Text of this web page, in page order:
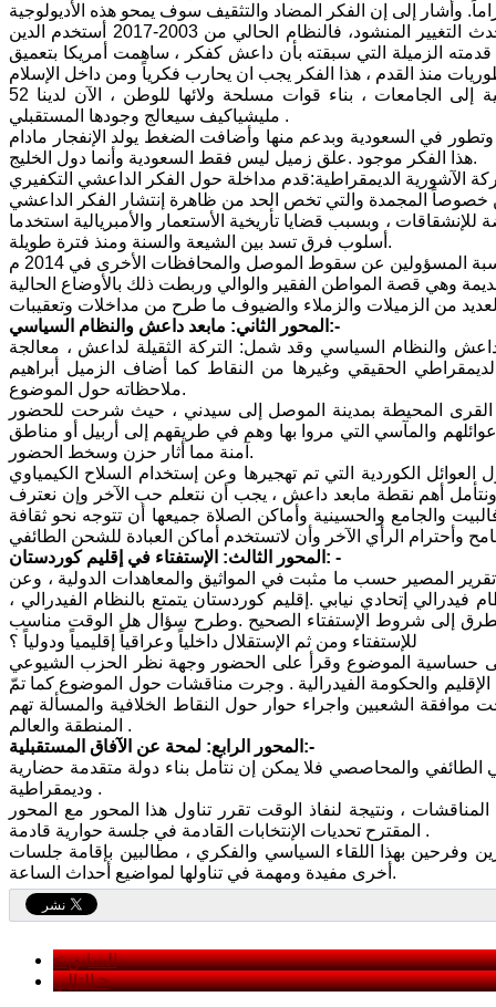
زميلة أخرى أكدت بأن بدون تغيير النظام الطائفي ونظام المحاصصة لايمكن ان يحدث التغيير المنشود، فالنظام الحالي من 2003-2017 أستخدم الدين
الزميلة التي سبقته بأن داعش كفكر ، ساهمت أمريكا بتعميق
قال زميل آخر :من المفروض المباشرة بنظام التعليم وتغيير المناهج من الإبتدائية إلى الجامعات ، بناء قوات مسلحة ولائها للوطن ، الآن لدينا 52
مليشياكيف سيعالج وجودها المستقبلي .
في السعودية وبدعم منها وأضافت الضغط يولد الإنفجار مادام
هذا الفكر موجود .علق زميل ليس فقط السعودية وأنما دول الخليج.
، وبسبب قضايا تأريخية الأستعمار والأمبريالية استخدما
أسلوب فرق تسد بين الشيعة والسنة ومنذ فترة طويلة.
المسؤولين عن سقوط الموصل والمحافظات الأخرى في 2014 م
المحور الثاني: مابعد داعش والنظام السياسي:-
والنظام السياسي وقد شمل: التركة الثقيلة لداعش ، معالجة
الديمقراطي الحقيقي وغيرها من النقاط كما أضاف الزميل أبراهيم
ملاحظاته حول الموضوع.
المحيطة بمدينة الموصل إلى سيدني ، حيث شرحت للحضور
والمآسي التي مروا بها وهم في طريقهم إلى أربيل أو مناطق
آمنة مما أثار حزن وسخط الحضور.
الكوردية التي تم تهجيرها وعن إستخدام السلاح الكيمياوي
أهم نقطة مابعد داعش ، يجب أن نتعلم حب الآخر وإن نعترف
والجامع والحسينية وأماكن الصلاة جميعها أن تتوجه نحو ثقافة
المحور الثالث: الإستفتاء في إقليم كوردستان: -
المصير حسب ما مثبت في المواثيق والمعاهدات الدولية ، وعن
إتحادي نيابي .إقليم كوردستان يتمتع بالنظام الفيدرالي ،
تطرق إلى شروط الإستفتاء الصحيح .وطرح سؤال هل الوقت مناسب
للإستفتاء ومن ثم الإستقلال داخلياً وعراقياً إقليمياً ودولياً ؟
حساسية الموضوع وقرأ على الحضور وجهة نظر الحزب الشيوعي
والحكومة الفيدرالية . وجرت مناقشات حول الموضوع كما تمّ
الشعبين واجراء حوار حول النقاط الخلافية والمسألة تهم
المنطقة والعالم .
المحور الرابع: لمحة عن الآفاق المستقبلية:-
الطائفي والمحاصصي فلا يمكن إن نتأمل بناء دولة متقدمة حضارية
وديمقراطية .
، ونتيجة لنفاذ الوقت تقرر تناول هذا المحور مع المحور
المقترح تحديات الإنتخابات القادمة في جلسة حوارية قادمة .
وفرحين بهذا اللقاء السياسي والفكري ، مطالبين بإقامة جلسات
أخرى مفيدة ومهمة في تناولها لمواضيع أحداث الساعة.
< السابق
التالي >